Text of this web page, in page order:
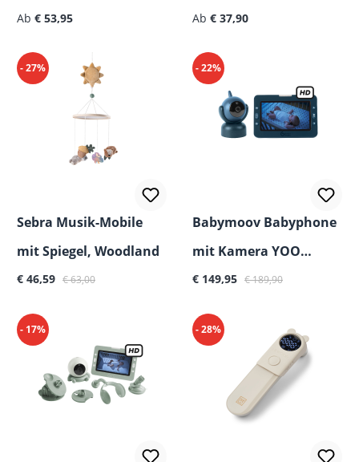
Spieldecke
Regulärer Preis:
Ab € 53,95 Regulärer Preis:
Ab € 37,90
- 27%
Sebra Musik-Mobile
mit Spiegel, Woodland
Verkaufspreis:
€ 46,59 Regulärer Preis:
€ 63,00
- 22%
Babymoov Babyphone
mit Kamera YOO
Master+ HD
Verkaufspreis:
€ 149,95 Regulärer Preis:
€ 189,90
- 17% - 28%